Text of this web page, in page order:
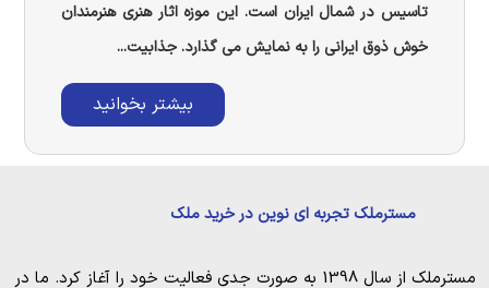
تاسیس در شمال ایران است. این موزه اثار هنری هنرمندان
خوش ذوق ایرانی را به نمایش می گذارد. جذابیت...
بیشتر بخوانید
مسترملک تجربه ای نوین در خرید ملک
مسترملک
از سال 1398 به صورت جدی فعالیت خود را آغاز کرد. ما در